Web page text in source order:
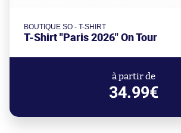
BOUTIQUE SO - T-SHIRT
T-Shirt "Paris 2026" On Tour
à partir de
34.99€